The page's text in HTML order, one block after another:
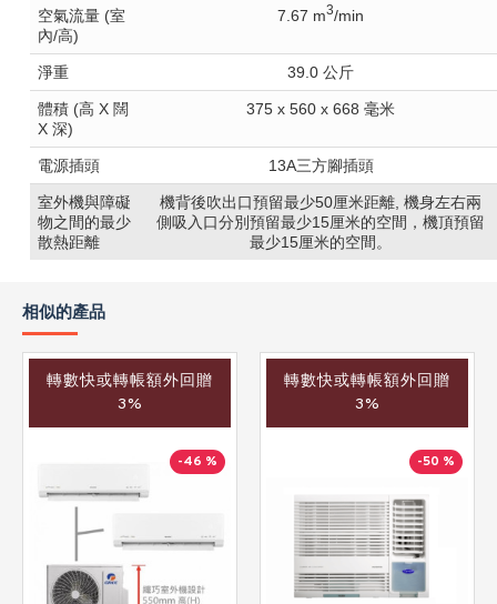
空氣流量 (室
內/高)
7.67 m3/min
淨重 39.0 公斤
體積 (高 X 闊
X 深)
375 x 560 x 668 毫米
電源插頭 13A三方腳插頭
室外機與障礙
物之間的最少
散熱距離
機背後吹出口預留最少50厘米距離, 機身左右兩
側吸入口分別預留最少15厘米的空間，機頂預留
最少15厘米的空間。
相似的產品
轉數快或轉帳額外回贈
3%
-46 %
轉數快或轉帳額外回贈
3%
-50 %